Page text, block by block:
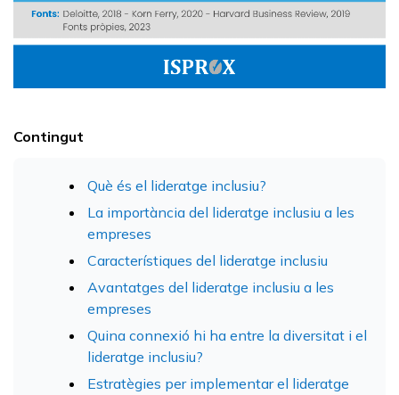
Contingut
Què és el lideratge inclusiu?
La importància del lideratge inclusiu a les
empreses
Característiques del lideratge inclusiu
Avantatges del lideratge inclusiu a les
empreses
Quina connexió hi ha entre la diversitat i el
lideratge inclusiu?
Estratègies per implementar el lideratge